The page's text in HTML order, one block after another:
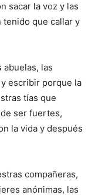
sacar la voz y las
tenido que callar y
abuelas, las
escribir porque la
tías que
ser fuertes,
la vida y después
compañeras,
anónimas, las